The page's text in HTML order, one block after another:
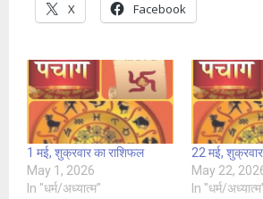
X Facebook
1 मई, शुक्रवार का राशिफल
May 1, 2026
In "धर्म/अध्यात्म"
22 मई,
May 22,
In "धर्म/